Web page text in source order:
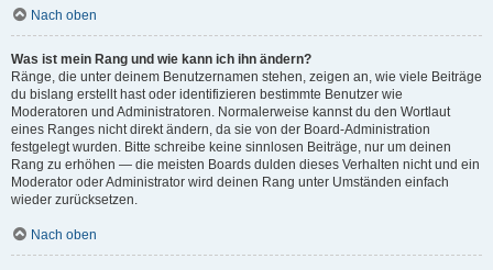
Nach oben
Was ist mein Rang und wie kann ich ihn ändern?
Ränge, die unter deinem Benutzernamen stehen, zeigen an, wie viele Beiträge
du bislang erstellt hast oder identifizieren bestimmte Benutzer wie
Moderatoren und Administratoren. Normalerweise kannst du den Wortlaut
eines Ranges nicht direkt ändern, da sie von der Board-Administration
festgelegt wurden. Bitte schreibe keine sinnlosen Beiträge, nur um deinen
Rang zu erhöhen — die meisten Boards dulden dieses Verhalten nicht und ein
Moderator oder Administrator wird deinen Rang unter Umständen einfach
wieder zurücksetzen.
Nach oben